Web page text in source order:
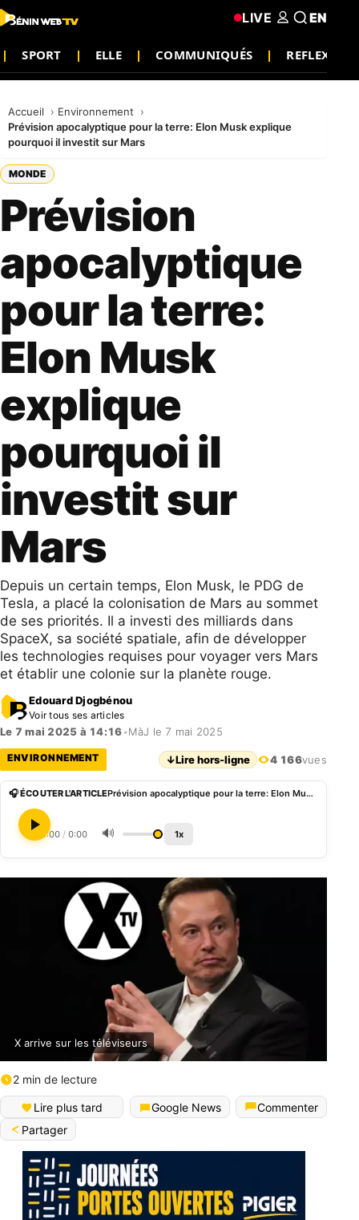
SPORT ELLE COMMUNIQUÉS REFLEXION
LIVE EN
Accueil
Environnement
Prévision apocalyptique pour la terre: Elon Musk explique
pourquoi il investit sur Mars
MONDE
Prévision
apocalyptique
pour la terre:
Elon Musk
explique
pourquoi il
investit sur
Mars
Depuis un certain temps, Elon Musk, le PDG de
Tesla, a placé la colonisation de Mars au sommet
de ses priorités. Il a investi des milliards dans
SpaceX, sa société spatiale, afin de développer
les technologies requises pour voyager vers Mars
et établir une colonie sur la planète rouge.
Edouard Djogbénou
Voir tous ses articles
Le 7 mai 2025 à 14:16•MàJ le 7 mai 2025
ENVIRONNEMENT ↓Lire hors-ligne 4 166vues
🎧 ÉCOUTER L'ARTICLE Prévision apocalyptique pour la terre: Elon Musk explique pourquoi il investit sur Mars
0:00 / 0:00 🔊 1x
X arrive sur les téléviseurs
2 min de lecture
Lire plus tard Google News
Commenter
Partager